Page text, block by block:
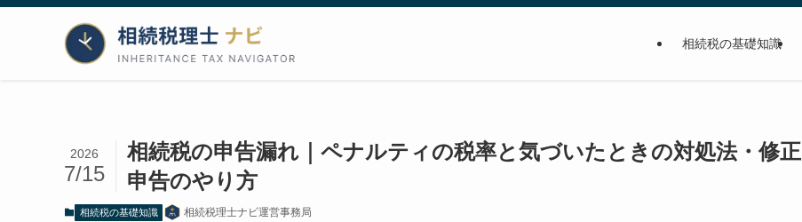
相続税の基礎知識
相続税の申告漏れ｜ペナルティの税率と気づいたときの対処法・修正
申告のやり方
2026
7/15
相続税の基礎知識 相続税理士ナビ運営事務局
申告漏れとは｜結論：早く動くほど軽くなる
申告漏れ＝財産の計上漏れ・評価誤り